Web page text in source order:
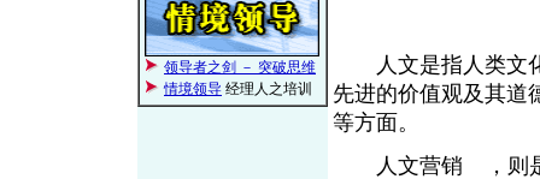
领导者之剑 － 突破思维
情境领导 经理人之培训
人文是指人类文化
先进的价值观及其道
等方面。
人文营销
，